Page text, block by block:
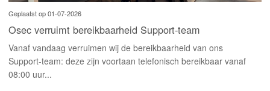
Geplaatst op 01-07-2026
Osec verruimt bereikbaarheid Support-team
Vanaf vandaag verruimen wij de bereikbaarheid van ons
Support-team: deze zijn voortaan telefonisch bereikbaar vanaf
08:00 uur...